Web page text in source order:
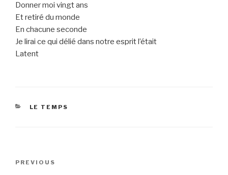
Donner moi vingt ans
Et retiré du monde
En chacune seconde
Je lirai ce qui délié dans notre esprit l’était
Latent
CATEGORIES
LE TEMPS
Previous
PREVIOUS